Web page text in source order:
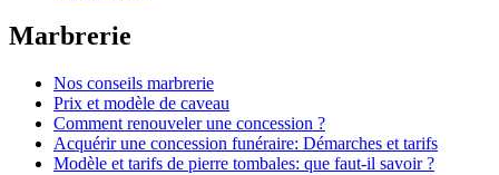
Marbrerie
Nos conseils marbrerie
Prix et modèle de caveau
Comment renouveler une concession ?
Acquérir une concession funéraire: Démarches et tarifs
Modèle et tarifs de pierre tombales: que faut-il savoir ?